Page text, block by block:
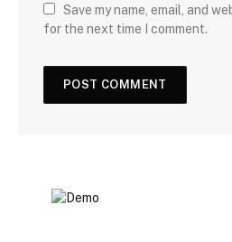
Save my name, email, and
for the next time I comment.